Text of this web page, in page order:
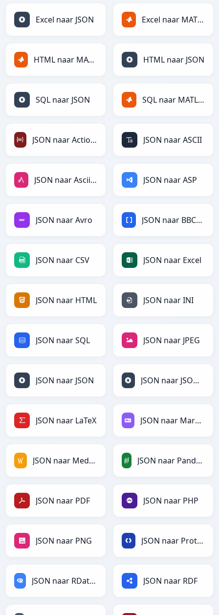
Excel naar JSON Excel naar MATLAB
HTML naar MATLAB HTML naar JSON
SQL naar JSON SQL naar MATLAB
JSON naar ActionScript JSON naar ASCII
JSON naar AsciiDoc JSON naar ASP
JSON naar Avro JSON naar BBCode
JSON naar CSV JSON naar Excel
JSON naar HTML JSON naar INI
JSON naar SQL JSON naar JPEG
JSON naar JSON JSON naar JSONLines
JSON naar LaTeX JSON naar Markdown
JSON naar MediaWiki JSON naar PandasDataFrame
JSON naar PDF JSON naar PHP
JSON naar PNG JSON naar Protobuf
JSON naar RDataFrame JSON naar RDF